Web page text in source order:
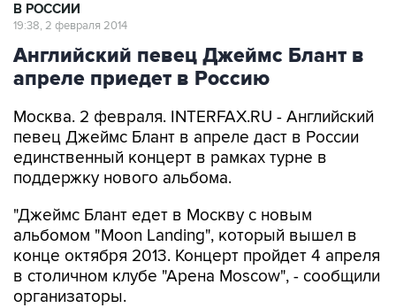
В РОССИИ
19:38, 2 февраля 2014
Английский певец Джеймс Блант в
апреле приедет в Россию
Москва. 2 февраля. INTERFAX.RU - Английский
певец Джеймс Блант в апреле даст в России
единственный концерт в рамках турне в
поддержку нового альбома.
"Джеймс Блант едет в Москву с новым
альбомом "Moon Landing", который вышел в
конце октября 2013. Концерт пройдет 4 апреля
в столичном клубе "Арена Moscow", - сообщили
организаторы.